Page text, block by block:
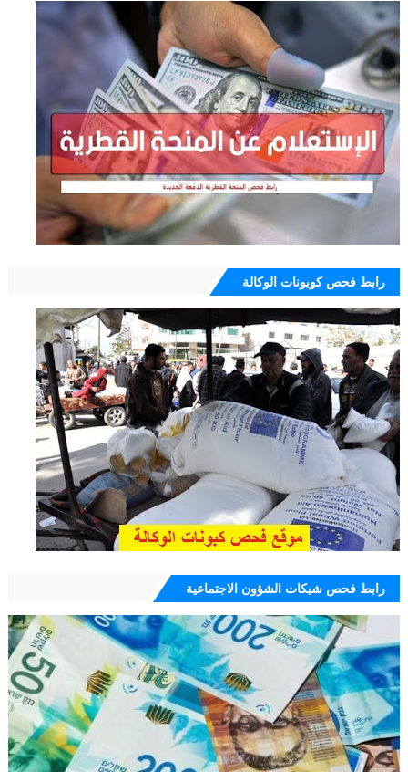
رابط فحص كوبونات الوكالة
رابط فحص شيكات الشؤون الاجتماعية